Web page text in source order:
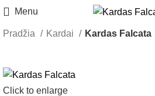
Menu
Pradžia Kardai Kardas Falcata
Click to enlarge